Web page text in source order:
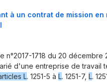
à un contrat de mission en
n°2017-1718 du 20 décembre
d'une entreprise de travail
L. 1251-5 à L. 1251-7, L.